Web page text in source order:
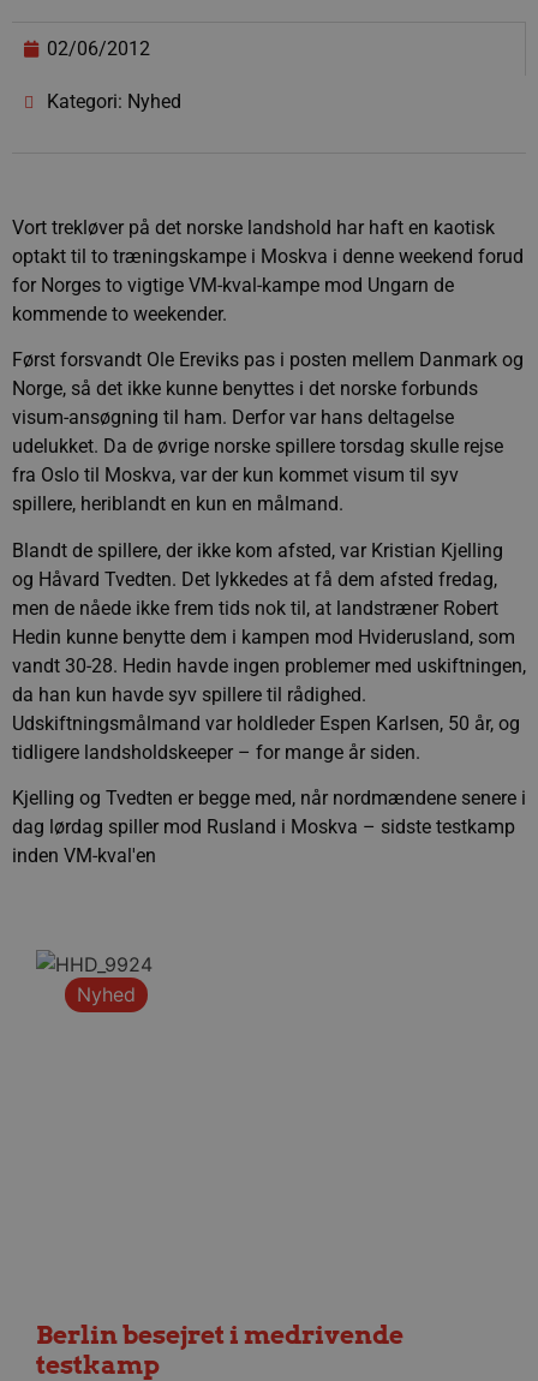
02/06/2012
Kategori: Nyhed
Vort trekløver på det norske landshold har haft en kaotisk
optakt til to træningskampe i Moskva i denne weekend forud
for Norges to vigtige VM-kval-kampe mod Ungarn de
kommende to weekender.
Først forsvandt Ole Ereviks pas i posten mellem Danmark og
Norge, så det ikke kunne benyttes i det norske forbunds
visum-ansøgning til ham. Derfor var hans deltagelse
udelukket. Da de øvrige norske spillere torsdag skulle rejse
fra Oslo til Moskva, var der kun kommet visum til syv
spillere, heriblandt en kun en målmand.
Blandt de spillere, der ikke kom afsted, var Kristian Kjelling
og Håvard Tvedten. Det lykkedes at få dem afsted fredag,
men de nåede ikke frem tids nok til, at landstræner Robert
Hedin kunne benytte dem i kampen mod Hviderusland, som
vandt 30-28. Hedin havde ingen problemer med uskiftningen,
da han kun havde syv spillere til rådighed.
Udskiftningsmålmand var holdleder Espen Karlsen, 50 år, og
tidligere landsholdskeeper – for mange år siden.
Kjelling og Tvedten er begge med, når nordmændene senere i
dag lørdag spiller mod Rusland i Moskva – sidste testkamp
inden VM-kval'en
Nyhed
Berlin besejret i medrivende
testkamp